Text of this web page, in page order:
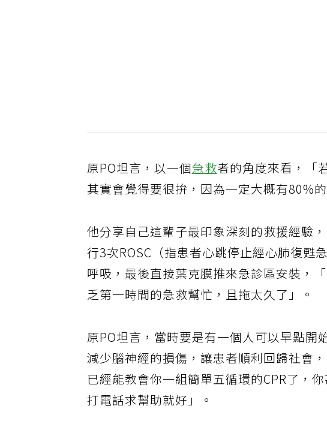
原PO坦言，以一個急救者的角度來看，「
其實會覺得要很拚，因為一定大概有80%
他分享自己這輩子最印象深刻的救援經驗
行3次ROSC（指患者心跳停止經心肺復甦
呼吸，最後直接葉克膜推來急診區安裝，
乏第一時間的急救幫忙，且拖太久了」。
原PO坦言，當時要是有一個人可以早點開
減少腦神經的損傷，讓患者順利回歸社會
已經能教會你一組簡單五循環的CPR了，
打電話求幫助就好」。